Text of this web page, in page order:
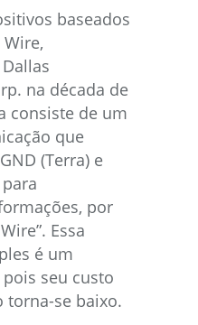
baseados
na década de
consiste de um
que
(Terra) e
por
Essa
é um
seu custo
torna-se baixo.